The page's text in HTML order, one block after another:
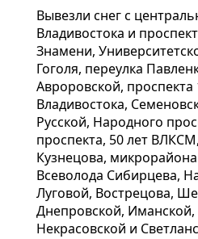
Вывезли снег с
Владивостока и
Знамени,
Гоголя, переулка
Авроровской, проспекта
Владивостока,
Русской, Народного
проспекта, 50 лет
Кузнецова,
Всеволода Сибирцева,
Луговой, Вострецова,
Днепровской,
Некрасовской и